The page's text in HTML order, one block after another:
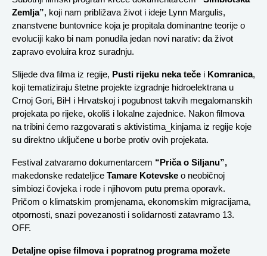
Zemlja”, koji nam približava život i ideje Lynn Margulis,
znanstvene buntovnice koja je propitala dominantne teorije o
evoluciji kako bi nam ponudila jedan novi narativ: da život
zapravo evoluira kroz suradnju.
Slijede dva filma iz regije, Pusti rijeku neka teče i Komranica,
koji tematiziraju štetne projekte izgradnje hidroelektrana u
Crnoj Gori, BiH i Hrvatskoj i pogubnost takvih megalomanskih
projekata po rijeke, okoliš i lokalne zajednice. Nakon filmova
na tribini ćemo razgovarati s aktivistima_kinjama iz regije koje
su direktno uključene u borbe protiv ovih projekata.
Festival zatvaramo dokumentarcem
makedonske redateljice Tamare Kotevske o neobičnoj
simbiozi čovjeka i rode i njihovom putu prema oporavk.
Pričom o klimatskim promjenama, ekonomskim migracijama,
otpornosti, snazi povezanosti i solidarnosti zatavramo 13.
OFF.
Detaljne opise filmova i popratnog programa možete